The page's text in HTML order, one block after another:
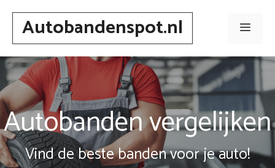
Spring
inhoudAutobandenspot.nl Menu
Autobanden vergelijken
Vind de beste banden voor je auto!